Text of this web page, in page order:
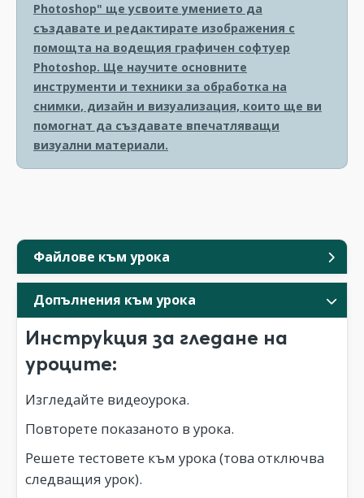
Файлове към урока
Допълнения към урока
Инструкция за гледане на
уроците:
Изгледайте видеоурока.
Повторете показаното в урока.
Решете тестовете към урока (това отключва
следващия урок).
Photoshop" ще усвоите умението да
създавате и редактирате изображения с
помощта на водещия графичен софтуер
Photoshop. Ще научите основните
инструменти и техники за обработка на
снимки, дизайн и визуализация, които ще ви
помогнат да създавате впечатляващи
визуални материали.